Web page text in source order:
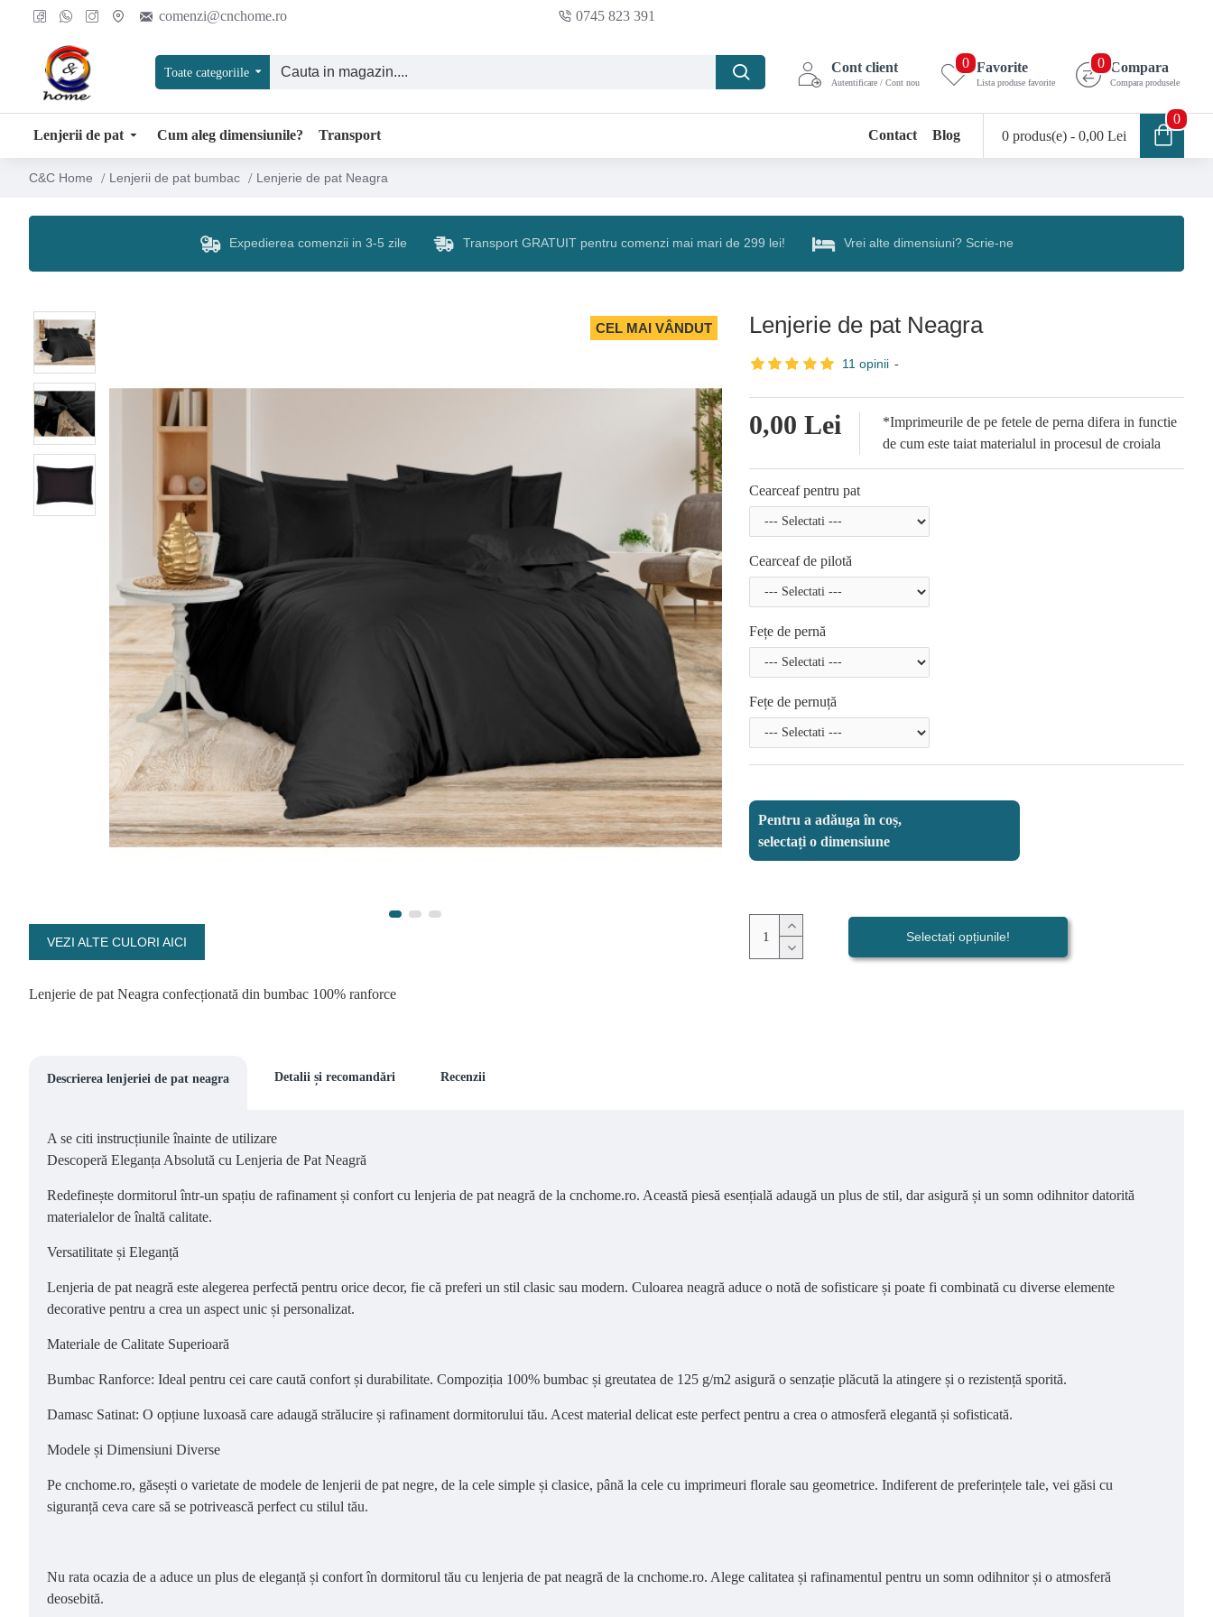
comenzi@cnchome.ro 0745 823 391
Toate categoriile Cont client
Autentificare / Cont nou
Favorite
Lista produse favorite
0 Compara
Compara produsele
0
Lenjerii de pat Cum aleg dimensiunile? Transport Contact Blog 0 produs(e) - 0,00 Lei
0
C&C Home Lenjerii de pat bumbac Lenjerie de pat Neagra
Expedierea comenzii in 3-5 zile Transport GRATUIT pentru comenzi mai mari de 299 lei! Vrei alte dimensiuni? Scrie-ne
CEL MAI VÂNDUT
VEZI ALTE CULORI AICI
Lenjerie de pat Neagra
11 opinii -
0,00 Lei
*Imprimeurile de pe fetele de perna difera in functie
de cum este taiat materialul in procesul de croiala
Cearceaf pentru pat
Cearceaf de pilotă
Fețe de pernă
Fețe de pernuță
Pentru a adăuga în coș,
selectați o dimensiune
Selectați opțiunile!
Lenjerie de pat Neagra confecționată din bumbac 100% ranforce
Descrierea lenjeriei de pat neagra Detalii și recomandări Recenzii
A se citi instrucțiunile înainte de utilizare
Descoperă Eleganța Absolută cu Lenjeria de Pat Neagră
Redefinește dormitorul într-un spațiu de rafinament și confort cu lenjeria de pat neagră de la cnchome.ro. Această piesă esențială adaugă un plus de stil, dar asigură și un somn odihnitor datorită
materialelor de înaltă calitate.
Versatilitate și Eleganță
Lenjeria de pat neagră este alegerea perfectă pentru orice decor, fie că preferi un stil clasic sau modern. Culoarea neagră aduce o notă de sofisticare și poate fi combinată cu diverse elemente
decorative pentru a crea un aspect unic și personalizat.
Materiale de Calitate Superioară
Bumbac Ranforce: Ideal pentru cei care caută confort și durabilitate. Compoziția 100% bumbac și greutatea de 125 g/m2 asigură o senzație plăcută la atingere și o rezistență sporită.
Damasc Satinat: O opțiune luxoasă care adaugă strălucire și rafinament dormitorului tău. Acest material delicat este perfect pentru a crea o atmosferă elegantă și sofisticată.
Modele și Dimensiuni Diverse
Pe cnchome.ro, găsești o varietate de modele de lenjerii de pat negre, de la cele simple și clasice, până la cele cu imprimeuri florale sau geometrice. Indiferent de preferințele tale, vei găsi cu
siguranță ceva care să se potrivească perfect cu stilul tău.
Nu rata ocazia de a aduce un plus de eleganță și confort în dormitorul tău cu lenjeria de pat neagră de la cnchome.ro. Alege calitatea și rafinamentul pentru un somn odihnitor și o atmosferă
deosebită.